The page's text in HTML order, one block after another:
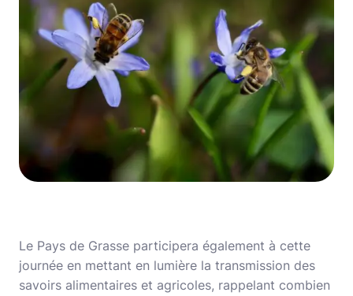
Le Pays de Grasse participera également à cette
journée en mettant en lumière la transmission des
savoirs alimentaires et agricoles, rappelant combien